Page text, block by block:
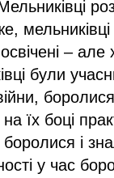
мельниківці
– але
були
їх боці
і
у час